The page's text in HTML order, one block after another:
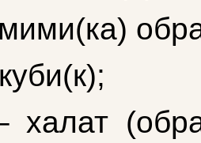
халат